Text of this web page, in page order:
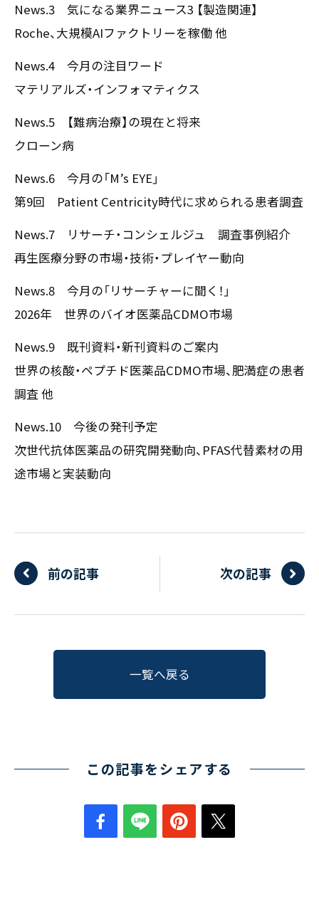
News.3 気になる業界ニュース3 【製造関連】
Roche、大規模AIファクトリーを稼働 他
News.4 今月の注目ワード
マテリアルズ・インフォマティクス
News.5 【難病治療】の現在と将来
クローン病
News.6 今月の「M’s EYE」
第9回 Patient Centricity時代に求められる患者調査
News.7 リサーチ・コンシェルジュ 調査事例紹介
再生医療分野の市場・技術・プレイヤー動向
News.8 今月の「リサーチャーに聞く！」
2026年 世界のバイオ医薬品CDMO市場
News.9 既刊資料・新刊資料のご案内
世界の核酸・ペプチド医薬品CDMO市場、肥満症の患者
調査 他
News.10 今後の発刊予定
次世代抗体医薬品の研究開発動向、PFAS代替素材の用
途市場と実装動向
前の記事 次の記事
一覧へ戻る
この記事をシェアする